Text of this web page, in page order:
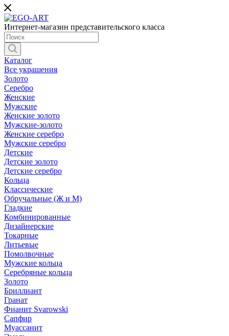
Интернет-магазин представительского класса
Каталог
Все украшения
Золото
Серебро
Женские
Мужские
Женские золото
Мужские-золото
Женские серебро
Мужские серебро
Детские
Детские золото
Детские серебро
Кольца
Классические
Обручальные (Ж и М)
Гладкие
Комбинированные
Дизайнерские
Токарные
Литьевые
Помолвочные
Мужские кольца
Серебряные кольца
Золото
Бриллиант
Гранат
Фианит Svarowski
Сапфир
Муассанит